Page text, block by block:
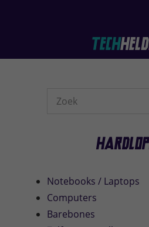
hoofd
Webshop
Notebooks / Laptops
Computers
Barebones